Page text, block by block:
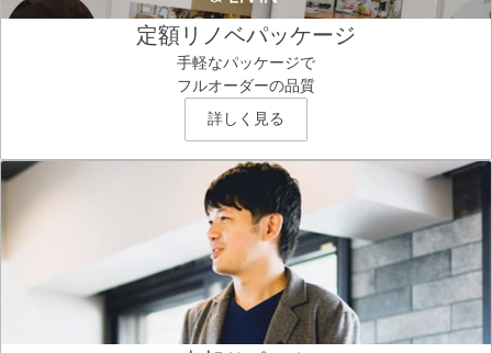
定額リノベパッケージ
手軽なパッケージで
フルオーダーの品質
詳しく見る